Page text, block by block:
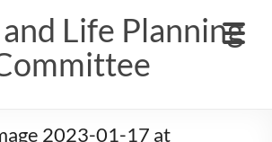
Life Planning
2023-01-17 at